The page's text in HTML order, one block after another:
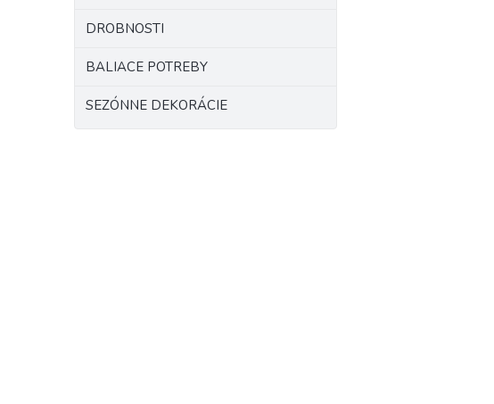
DROBNOSTI
BALIACE POTREBY
SEZÓNNE DEKORÁCIE